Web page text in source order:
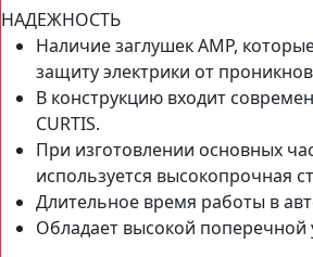
НАДЕЖНОСТЬ
Наличие заглушек AMP,
защиту электрики от
В конструкцию входит
CURTIS.
При изготовлении основных
используется высокопрочная
Длительное время работы в
Обладает высокой поперечной